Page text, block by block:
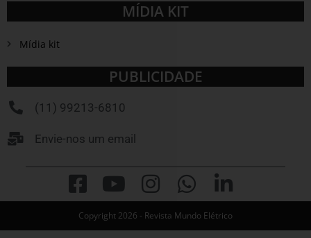
MÍDIA KIT
Mídia kit
PUBLICIDADE
(11) 99213-6810
Envie-nos um email
Copyright 2026 - Revista Mundo Elétrico